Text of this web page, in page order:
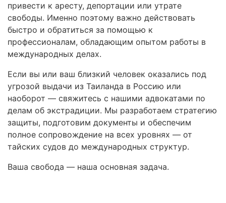
привести к аресту, депортации или утрате
свободы. Именно поэтому важно действовать
быстро и обратиться за помощью к
профессионалам, обладающим опытом работы в
международных делах.
Если вы или ваш близкий человек оказались под
угрозой выдачи из Таиланда в Россию или
наоборот — свяжитесь с нашими адвокатами по
делам об экстрадиции. Мы разработаем стратегию
защиты, подготовим документы и обеспечим
полное сопровождение на всех уровнях — от
тайских судов до международных структур.
Ваша свобода — наша основная задача.